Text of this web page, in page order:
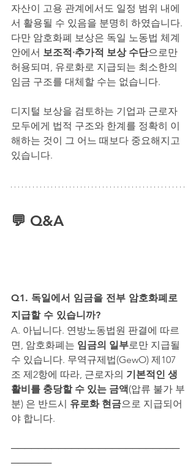
자산이 고용 관계에서도 일정 범위 내에
서 활용될 수 있음을 분명히 하였습니다.
다만 암호화폐 보상은 독일 노동법 체계
안에서 보조적·추가적 보상 수단으로만
허용되며, 유로화로 지급되는 최소한의
임금 구조를 대체할 수는 없습니다.
디지털 보상을 검토하는 기업과 근로자
모두에게 법적 구조와 한계를 정확히 이
해하는 것이 그 어느 때보다 중요해지고
있습니다.
💬 Q&A
Q1. 독일에서 임금을 전부 암호화폐로
지급할 수 있습니까?
A. 아닙니다. 연방노동법원 판결에 따르
면, 암호화폐는 임금의 일부로만 지급될
수 있습니다. 무역규제법(GewO) 제107
조 제2항에 따라, 근로자의 기본적인 생
활비를 충당할 수 있는 금액(압류 불가 부
분) 은 반드시 유로화 현금으로 지급되어
야 합니다.
─────────────────────────
──────